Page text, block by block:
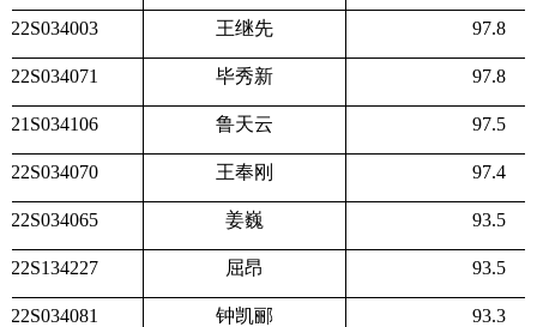
22S034003 王继先 97.8
22S034071 毕秀新 97.8
21S034106 鲁天云 97.5
22S034070 王奉刚 97.4
22S034065 姜巍 93.5
22S134227 屈昂 93.5
22S034081 钟凯郦 93.3